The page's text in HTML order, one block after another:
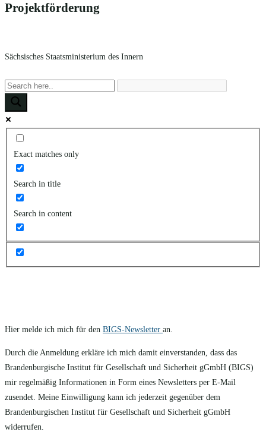
Projektförderung
Sächsisches Staatsministerium des Innern
Exact matches only
Search in title
Search in content
Hier melde ich mich für den BIGS-Newsletter an.
Durch die Anmeldung erkläre ich mich damit einverstanden, dass das
Brandenburgische Institut für Gesellschaft und Sicherheit gGmbH (BIGS)
mir regelmäßig Informationen in Form eines Newsletters per E-Mail
zusendet. Meine Einwilligung kann ich jederzeit gegenüber dem
Brandenburgischen Institut für Gesellschaft und Sicherheit gGmbH
widerrufen.